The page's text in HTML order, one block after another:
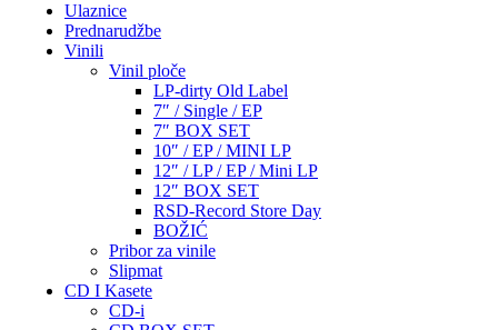
Ulaznice
Prednarudžbe
Vinili
Vinil ploče
LP-dirty Old Label
7″ / Single / EP
7″ BOX SET
10″ / EP / MINI LP
12″ / LP / EP / Mini LP
12″ BOX SET
RSD-Record Store Day
BOŽIĆ
Pribor za vinile
Slipmat
CD I Kasete
CD-i